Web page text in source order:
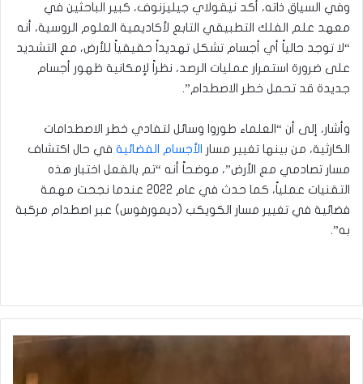
وفي السياق ذاته، أكد نيقولاي جيليزنوف، كبير الباحثين في
معهد علم الفلك التطبيقي التابع لأكاديمية العلوم الروسية، أنه
“لا توجد حالياً أي أجسام تشكل تهديداً حقيقياً للأرض، مع التشديد
على ضرورة استمرار عمليات الرصد، نظراً لإمكانية ظهور أجسام
جديدة قد تحمل خطر الاصطدام”.
وأشار، إلى أن “العلماء طوروا وسائل لتفادي خطر الاصطدامات
الكارثية، من بينها تغيير مسار الأجسام الفضائية في حال اكتشاف
مسار تصادمي مع الأرض”، موضحاً أنه “تم بالفعل اختبار هذه
التقنيات عملياً، كما حدث في عام 2022 عندما نجحت مهمة
فضائية في تغيير مسار الكويكب (ديمورفوس) عبر اصطدام مركبة
به”.